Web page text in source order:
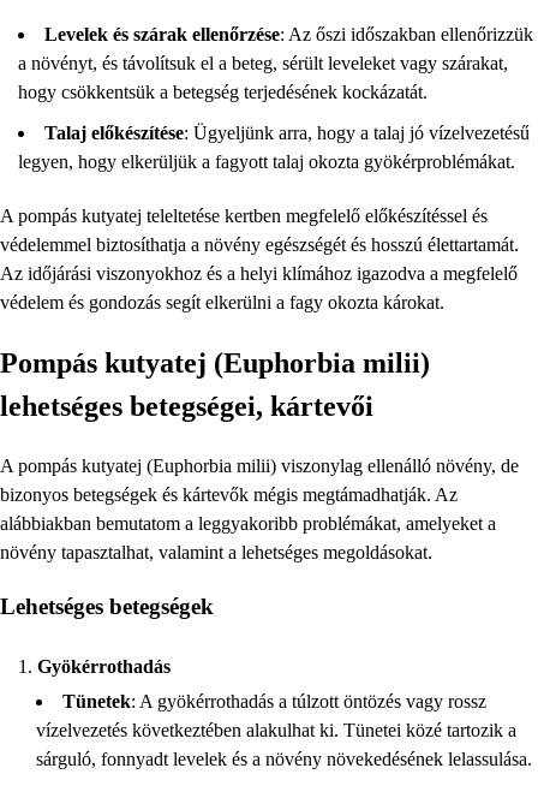
Levelek és szárak ellenőrzése: Az őszi időszakban ellenőrizzük
a növényt, és távolítsuk el a beteg, sérült leveleket vagy szárakat,
hogy csökkentsük a betegség terjedésének kockázatát.
Talaj előkészítése: Ügyeljünk arra, hogy a talaj jó vízelvezetésű
legyen, hogy elkerüljük a fagyott talaj okozta gyökérproblémákat.
A pompás kutyatej teleltetése kertben megfelelő előkészítéssel és
védelemmel biztosíthatja a növény egészségét és hosszú élettartamát.
Az időjárási viszonyokhoz és a helyi klímához igazodva a megfelelő
védelem és gondozás segít elkerülni a fagy okozta károkat.
Pompás kutyatej (Euphorbia milii)
lehetséges betegségei, kártevői
A pompás kutyatej (Euphorbia milii) viszonylag ellenálló növény, de
bizonyos betegségek és kártevők mégis megtámadhatják. Az
alábbiakban bemutatom a leggyakoribb problémákat, amelyeket a
növény tapasztalhat, valamint a lehetséges megoldásokat.
Lehetséges betegségek
Gyökérrothadás
Tünetek: A gyökérrothadás a túlzott öntözés vagy rossz
vízelvezetés következtében alakulhat ki. Tünetei közé tartozik a
sárguló, fonnyadt levelek és a növény növekedésének lelassulása.